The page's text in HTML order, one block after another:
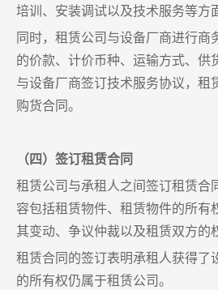
培训、安装调试以及技术服务等方
同时，租赁公司与设备厂商进行商
的价款、计价币种、运输方式、供
与设备厂商签订技术服务协议，租
购货合同。
（四）签订租赁合同
租赁公司与承租人之间签订租赁合
容包括租赁物件、租赁物件的所有
其变动、争议仲裁以及租赁双方的
租赁合同的签订表明承租人获得了
的所有权仍属于租赁公司。